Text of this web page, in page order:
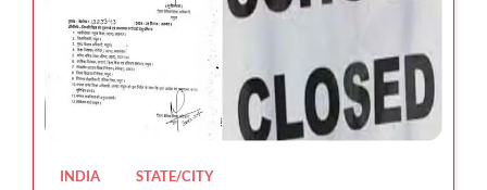
INDIA STATE/CITY